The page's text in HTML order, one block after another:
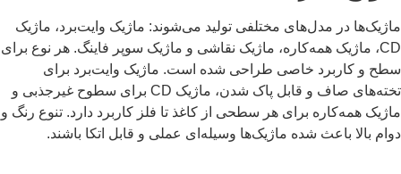
ماژیک‌ها در مدل‌های مختلفی تولید می‌شوند: ماژیک وایت‌برد، ماژیک
CD، ماژیک همه‌کاره، ماژیک نقاشی و ماژیک سوپر فاینگ. هر نوع برای
سطح و کاربرد خاصی طراحی شده است. ماژیک وایت‌برد برای
تخته‌های صاف و قابل پاک شدن، ماژیک CD برای سطوح غیرجذبی و
ماژیک همه‌کاره برای هر سطحی از کاغذ تا فلز کاربرد دارد. تنوع رنگ و
دوام بالا باعث شده ماژیک‌ها وسیله‌ای عملی و قابل اتکا باشند.